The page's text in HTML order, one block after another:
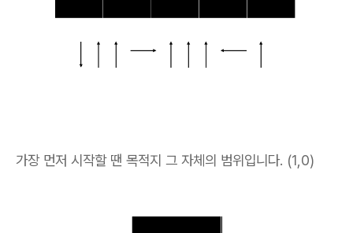
가장 먼저 시작할 땐 목적지 그 자체의 범위입니다. (1,0)